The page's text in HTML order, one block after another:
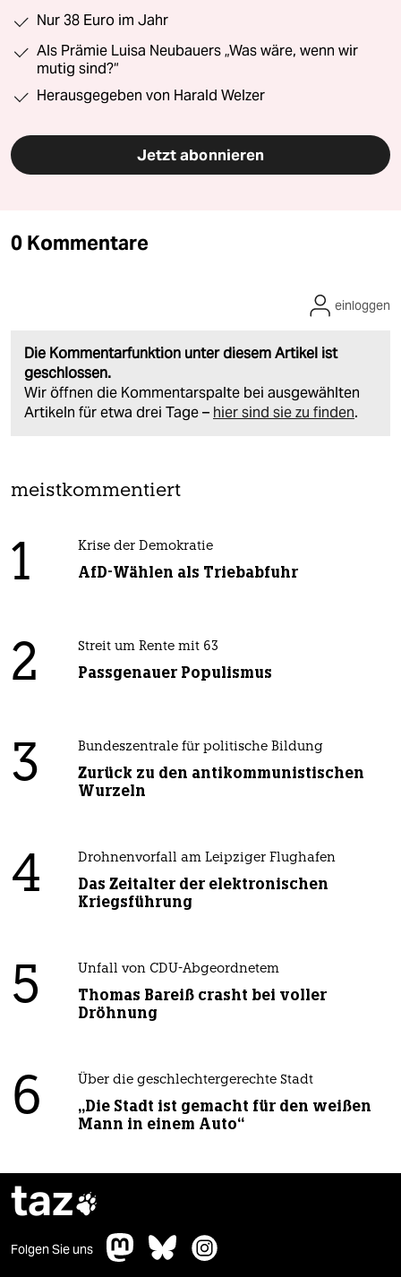
Nur 38 Euro im Jahr
Als Prämie Luisa Neubauers „Was wäre, wenn wir
mutig sind?“
Herausgegeben von Harald Welzer
Jetzt abonnieren
0 Kommentare
Die Kommentarfunktion unter diesem Artikel ist
geschlossen.
Wir öffnen die Kommentarspalte bei ausgewählten
Artikeln für etwa drei Tage – hier sind sie zu finden.
einloggen
meistkommentiert
1 Krise der Demokratie
AfD-Wählen als Triebabfuhr
2 Streit um Rente mit 63
Passgenauer Populismus
3 Bundeszentrale für politische Bildung
Zurück zu den antikommunistischen
Wurzeln
4 Drohnenvorfall am Leipziger Flughafen
Das Zeitalter der elektronischen
Kriegsführung
5 Unfall von CDU-Abgeordnetem
Thomas Bareiß crasht bei voller
Dröhnung
6 Über die geschlechtergerechte Stadt
„Die Stadt ist gemacht für den weißen
Mann in einem Auto“
taz
Folgen Sie uns